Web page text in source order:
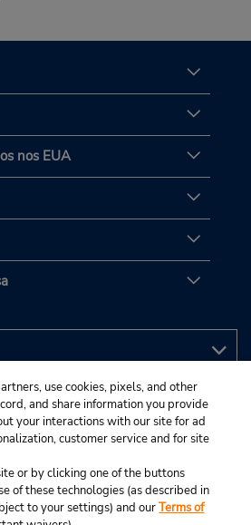
nos EUA
use cookies, pixels, and other
and share information you provide
your interactions with our site for ad
customer service and for site
or by clicking one of the buttons
of these technologies (as described in
to your settings) and ourTerms of